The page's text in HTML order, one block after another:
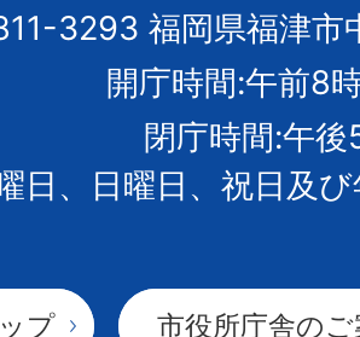
市
章
3293 福岡県福津市
開庁時間:午前8
閉庁時間:午後
日、日曜日、祝日及
プ 市役所庁舎の